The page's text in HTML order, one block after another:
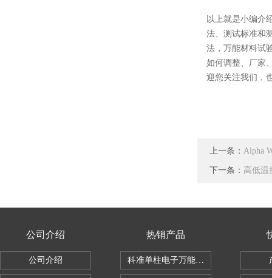
以上就是小编介
法、测试标准和
法，万能材料试
如何调整、厂家
迎您关注我们，
上一条： Alpha
下一条： 高低温
公司介绍
公司介绍
热销产品
科准单柱电子万能拉力机KZ-SSBC-500